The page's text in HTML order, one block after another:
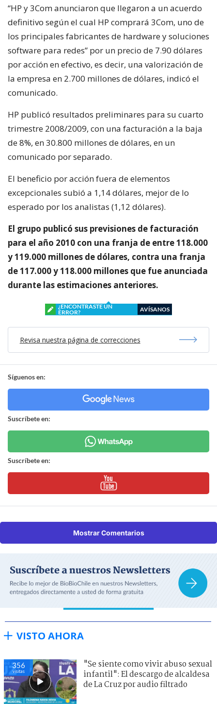
“HP y 3Com anunciaron que llegaron a un acuerdo
definitivo según el cual HP comprará 3Com, uno de
los principales fabricantes de hardware y soluciones
software para redes” por un precio de 7.90 dólares
por acción en efectivo, es decir, una valorización de
la empresa en 2.700 millones de dólares, indicó el
comunicado.
HP publicó resultados preliminares para su cuarto
trimestre 2008/2009, con una facturación a la baja
de 8%, en 30.800 millones de dólares, en un
comunicado por separado.
El beneficio por acción fuera de elementos
excepcionales subió a 1,14 dólares, mejor de lo
esperado por los analistas (1,12 dólares).
El grupo publicó sus previsiones de facturación
para el año 2010 con una franja de entre 118.000
y 119.000 millones de dólares, contra una franja
de 117.000 y 118.000 millones que fue anunciada
durante las estimaciones anteriores.
¿ENCONTRASTE UN
ERROR?
AVÍSANOS
Revisa nuestra página de correcciones
Síguenos en:
Suscríbete en:
Suscríbete en:
Mostrar Comentarios
VISTO AHORA
356
visitas
"Se siente como vivir abuso sexual
infantil": El descargo de alcaldesa
de La Cruz por audio filtrado